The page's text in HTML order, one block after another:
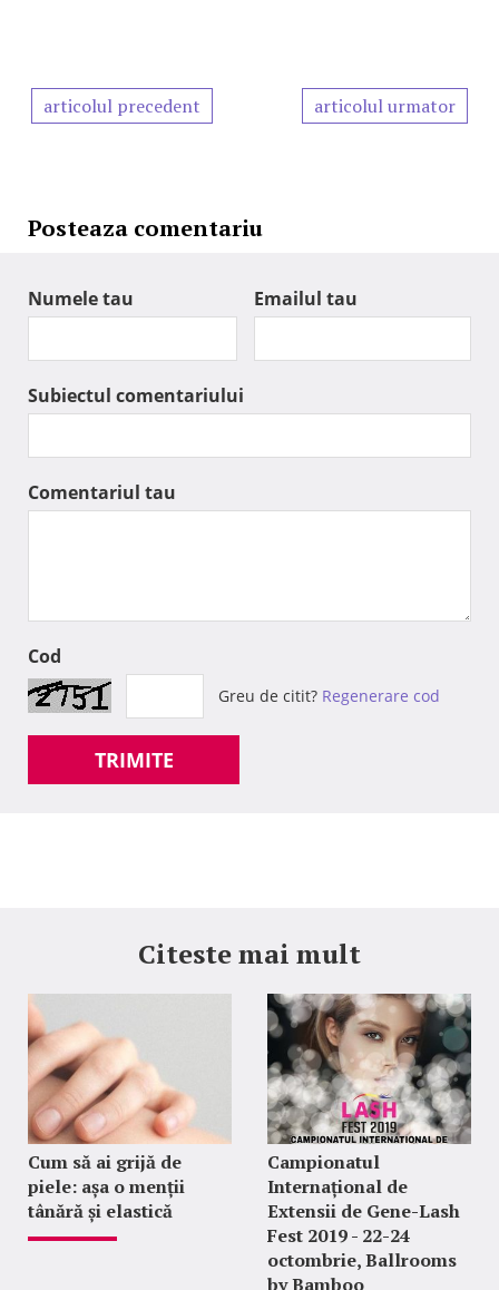
articolul precedent articolul urmator
Posteaza comentariu
Numele tau Emailul tau
Subiectul comentariului
Comentariul tau
Cod
Greu de citit? Regenerare cod
TRIMITE
Citeste mai mult
Cum să ai grijă de
piele: așa o menții
tânără și elastică
Campionatul
Internațional de
Extensii de Gene-Lash
Fest 2019 - 22-24
octombrie, Ballrooms
by Bamboo